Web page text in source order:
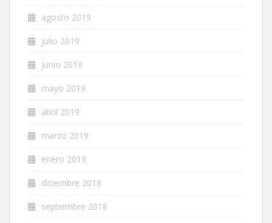
agosto 2019
julio 2019
junio 2019
mayo 2019
abril 2019
marzo 2019
enero 2019
diciembre 2018
septiembre 2018